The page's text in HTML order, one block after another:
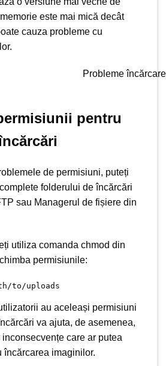
este mai mică decât
cauza probleme cu
pentru
de permisiuni, puteți
folderului de încărcări
sau Managerul de fișiere din
utiliza comanda chmod din
permisiunile:
to/uploads
au aceleași permisiuni
va ajuta, de asemenea,
inconsecvențe care ar putea
încărcarea imaginilor.